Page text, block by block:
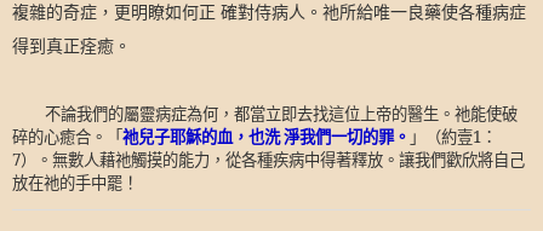
複雜的奇症，更明瞭如何正 確對侍病人。祂所給唯一良藥使各種病症
得到真正痊癒。
不論我們的屬靈病症為何，都當立即去找這位上帝的醫生。祂能使破
碎的心癒合。「祂兒子耶穌的血，也洗 淨我們一切的罪。 」（約壹1 ：
7）。無數人藉祂觸摸的能力，從各種疾病中得著釋放。讓我們歡欣將自己
放在祂的手中罷！